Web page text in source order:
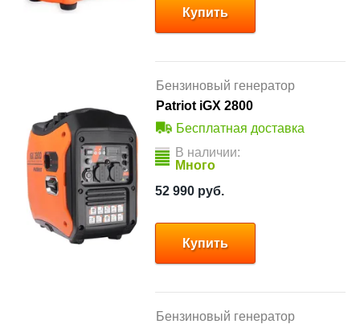
Купить
Бензиновый генератор
Patriot iGX 2800
Бесплатная доставка
В наличии:
Много
52 990 руб.
Купить
Бензиновый генератор